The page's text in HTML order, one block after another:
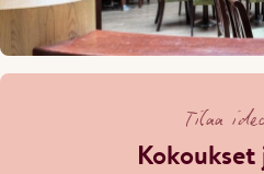
Tilaa